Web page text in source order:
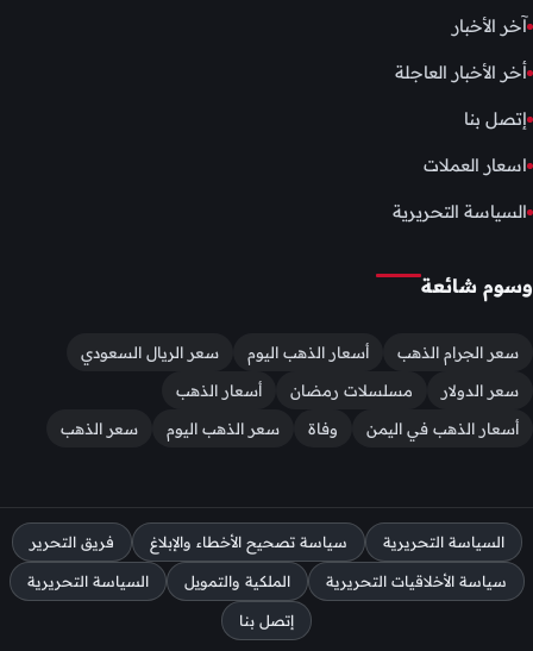
آخر الأخبار
أخر الأخبار العاجلة
إتصل بنا
اسعار العملات
السياسة التحريرية
وسوم شائعة
سعر الجرام الذهب أسعار الذهب اليوم
سعر الريال السعودي
سعر الدولار
مسلسلات رمضان
أسعار الذهب
أسعار الذهب في اليمن
وفاة سعر الذهب اليوم سعر الذهب
السياسة التحريرية سياسة تصحيح الأخطاء والإبلاغ فريق التحرير
سياسة الأخلاقيات التحريرية الملكية والتمويل السياسة التحريرية
إتصل بنا